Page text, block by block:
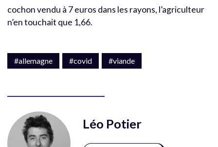
cochon vendu à 7 euros dans les rayons, l’agriculteur
n’en touchait que 1,66.
#allemagne #covid #viande
Léo Potier